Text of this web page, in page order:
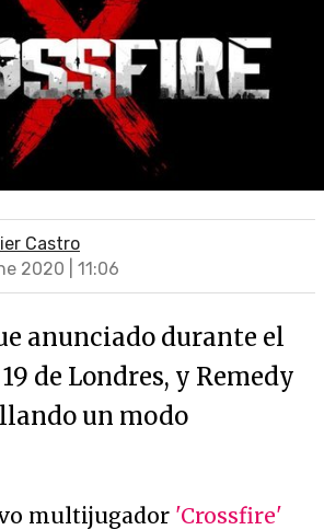
Castro
2020 | 11:06
anunciado durante el
de Londres, y Remedy
un modo
multijugador 'Crossfire'